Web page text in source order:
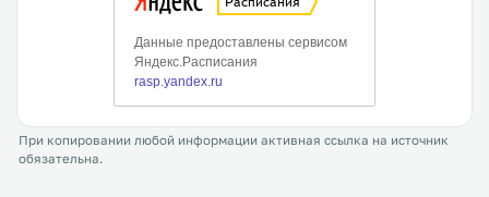
При копировании любой информации активная ссылка на источник
обязательна.